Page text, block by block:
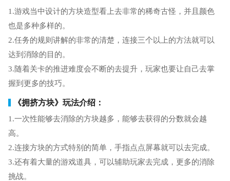
1.游戏当中设计的方块造型看上去非常的稀奇古怪，并且颜色
也是多种多样的。
2.任务的规则讲解的非常的清楚，连接三个以上的方法就可以
达到消除的目的。
3.随着关卡的推进难度会不断的去提升，玩家也要让自己去掌
握到更多的技巧。
《拥挤方块》玩法介绍：
1.一次性能够去消除的方块越多，能够去获得的分数就会越
高。
2.连接方块的方式特别的简单，手指点点屏幕就可以去完成。
3.还有着大量的游戏道具，可以辅助玩家去完成，更多的消除
挑战。